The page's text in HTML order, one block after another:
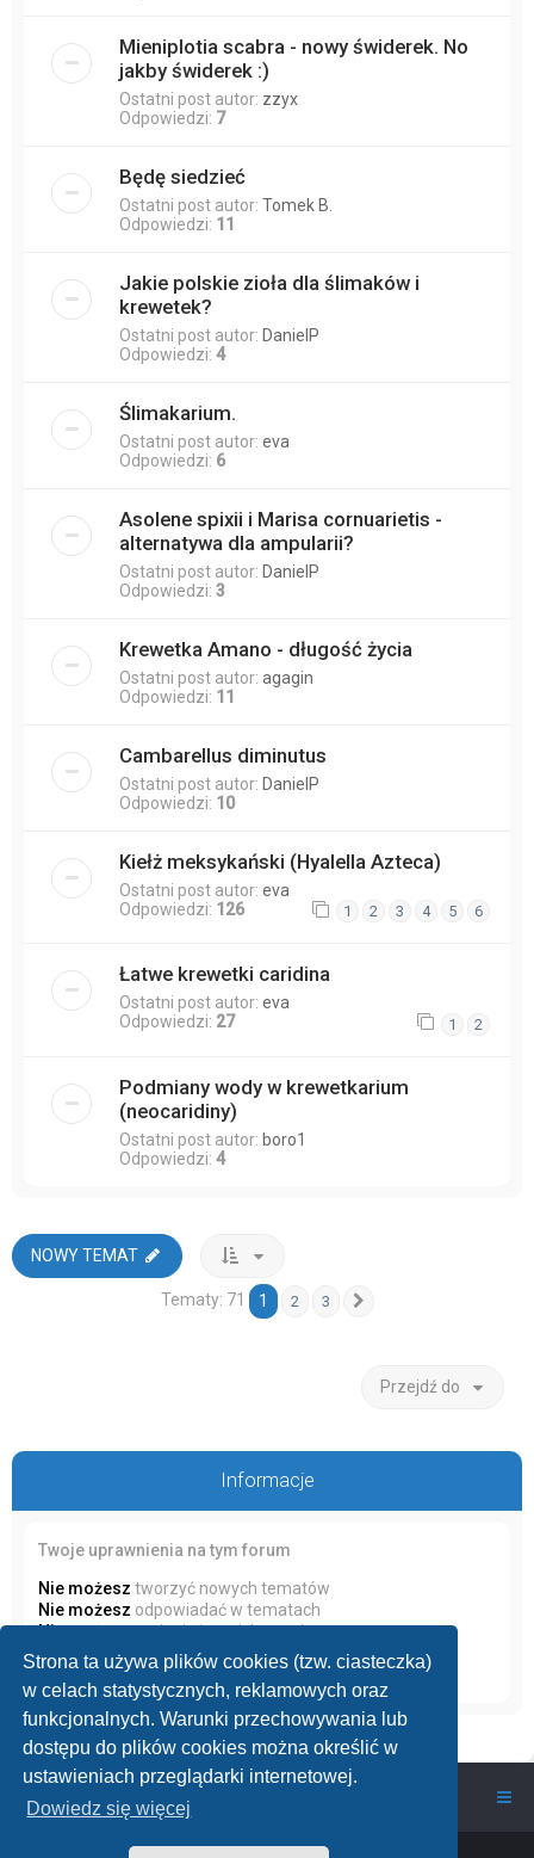
Strona ta używa plików cookies (tzw. ciasteczka)
w celach statystycznych, reklamowych oraz
funkcjonalnych. Warunki przechowywania lub
dostępu do plików cookies można określić w
ustawieniach przeglądarki internetowej.
Dowiedz się więcej
Mieniplotia scabra - nowy świderek. No
jakby świderek :)
Ostatni post autor: zzyx
Odpowiedzi: 7
Będę siedzieć
Ostatni post autor: Tomek B.
Odpowiedzi: 11
Jakie polskie zioła dla ślimaków i
krewetek?
Ostatni post autor: DanielP
Odpowiedzi: 4
Ślimakarium.
Ostatni post autor: eva
Odpowiedzi: 6
Asolene spixii i Marisa cornuarietis -
alternatywa dla ampularii?
Ostatni post autor: DanielP
Odpowiedzi: 3
Krewetka Amano - długość życia
Ostatni post autor: agagin
Odpowiedzi: 11
Cambarellus diminutus
Ostatni post autor: DanielP
Odpowiedzi: 10
Kiełż meksykański (Hyalella Azteca)
Ostatni post autor: eva
Odpowiedzi: 126 1 2 3 4 5 6
Łatwe krewetki caridina
Ostatni post autor: eva
Odpowiedzi: 27 1 2
Podmiany wody w krewetkarium
(neocaridiny)
Ostatni post autor: boro1
Odpowiedzi: 4
NOWY TEMAT
Tematy: 71 1 2 3
Przejdź do
Informacje
Twoje uprawnienia na tym forum
Nie możesz tworzyć nowych tematów
Nie możesz odpowiadać w tematach
Nie możeszzmieniać swoich postów
Nie możesz
usuwać swoich postów
Nie możesz dodawać załączników
wawarium.pl Nasze Forum Akwarystyczne